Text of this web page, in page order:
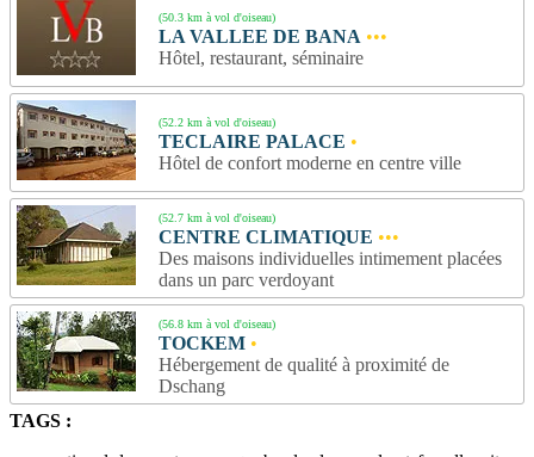
(50.3 km à vol d'oiseau)
LA VALLEE DE BANA •••
Hôtel, restaurant, séminaire
(52.2 km à vol d'oiseau)
TECLAIRE PALACE •
Hôtel de confort moderne en centre ville
(52.7 km à vol d'oiseau)
CENTRE CLIMATIQUE •••
Des maisons individuelles intimement placées
dans un parc verdoyant
(56.8 km à vol d'oiseau)
TOCKEM •
Hébergement de qualité à proximité de
Dschang
TAGS :